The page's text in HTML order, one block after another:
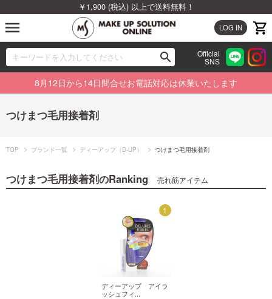
￥1,900 (税込) 以上で送料無料！
LOG IN
menu
search
00
Official
SNS
ブランドから探す
カテゴリから探す
特集から探す
ビューティジャーナルから探す
8月12日から14日問合せお電話対応は休業いたします
つけまつ毛用接着剤
TOP ブランド一覧 ディーアップ（D-UP） つけまつ毛用接着剤
つけまつ毛用接着剤のRanking 売れ筋アイテム
1
ディーアップ アイラ
ッシュフィ...